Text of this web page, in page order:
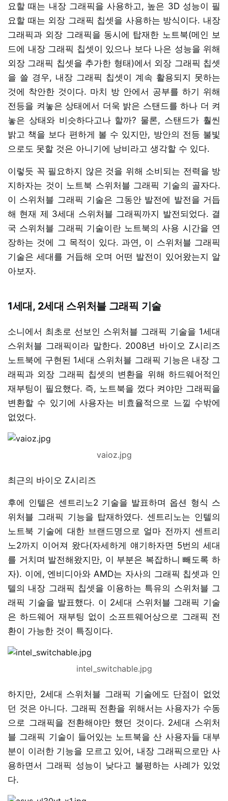
요할 때는 내장 그래픽을 사용하고, 높은 3D 성능이 필
요할 때는 외장 그래픽 칩셋을 사용하는 방식이다. 내장
그래픽과 외장 그래픽을 동시에 탑재한 노트북(메인 보
드에 내장 그래픽 칩셋이 있으나 보다 나은 성능을 위해
외장 그래픽 칩셋을 추가한 형태)에서 외장 그래픽 칩셋
을 쓸 경우, 내장 그래픽 칩셋이 계속 활용되지 못하는
것에 착안한 것이다. 마치 방 안에서 공부를 하기 위해
전등을 켜놓은 상태에서 더욱 밝은 스탠드를 하나 더 켜
놓은 상태와 비슷하다고나 할까? 물론, 스탠드가 훨씬
밝고 책을 보다 편하게 볼 수 있지만, 방안의 전등 불빛
으로도 못할 것은 아니기에 낭비라고 생각할 수 있다.
이렇듯 꼭 필요하지 않은 것을 위해 소비되는 전력을 방
지하자는 것이 노트북 스위처블 그래픽 기술의 골자다.
이 스위처블 그래픽 기술은 그동안 발전에 발전을 거듭
해 현재 제 3세대 스위처블 그래픽까지 발전되었다. 결
국 스위처블 그래픽 기술이란 노트북의 사용 시간을 연
장하는 것에 그 목적이 있다. 과연, 이 스위처블 그래픽
기술은 세대를 거듭해 오며 어떤 발전이 있어왔는지 알
아보자.
1세대, 2세대 스위처블 그래픽 기술
소니에서 최초로 선보인 스위처블 그래픽 기술을 1세대
스위처블 그래픽이라 말한다. 2008년 바이오 Z시리즈
노트북에 구현된 1세대 스위처블 그래픽 기능은 내장 그
래픽과 외장 그래픽 칩셋의 변환을 위해 하드웨어적인
재부팅이 필요했다. 즉, 노트북을 껐다 켜야만 그래픽을
변환할 수 있기에 사용자는 비효율적으로 느낄 수밖에
없었다.
vaioz.jpg
최근의 바이오 Z시리즈
후에 인텔은 센트리노2 기술을 발표하며 옵션 형식 스
위처블 그래픽 기능을 탑재하였다. 센트리노는 인텔의
노트북 기술에 대한 브랜드명으로 얼마 전까지 센트리
노2까지 이어져 왔다(자세하게 얘기하자면 5번의 세대
를 거치며 발전해왔지만, 이 부분은 복잡하니 빼도록 하
자). 이에, 엔비디아와 AMD는 자사의 그래픽 칩셋과 인
텔의 내장 그래픽 칩셋을 이용하는 특유의 스위처블 그
래픽 기술을 발표했다. 이 2세대 스위처블 그래픽 기술
은 하드웨어 재부팅 없이 소프트웨어상으로 그래픽 전
환이 가능한 것이 특징이다.
intel_switchable.jpg
하지만, 2세대 스위처블 그래픽 기술에도 단점이 없었
던 것은 아니다. 그래픽 전환을 위해서는 사용자가 수동
으로 그래픽을 전환해야만 했던 것이다. 2세대 스위처
블 그래픽 기술이 들어있는 노트북을 산 사용자들 대부
분이 이러한 기능을 모르고 있어, 내장 그래픽으로만 사
용하면서 그래픽 성능이 낮다고 불평하는 사례가 있었
다.